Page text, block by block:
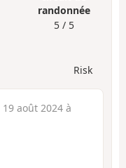
randonnée
5 / 5
Risk
19 août 2024 à